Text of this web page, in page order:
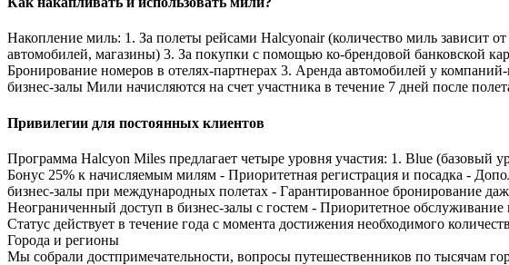
Накопление миль: 1. За полеты рейсами Halcyonair (количество миль зависит
автомобилей, магазины) 3. За покупки с помощью ко-брендовой банковской
Бронирование номеров в отелях-партнерах 3. Аренда автомобилей у
бизнес-залы Мили начисляются на счет участника в течение 7 дней после
Привилегии для постоянных клиентов
Программа Halcyon Miles предлагает четыре уровня участия: 1. Blue
Бонус 25% к начисляемым милям - Приоритетная регистрация и посадка -
бизнес-залы при международных полетах - Гарантированное бронирование
Неограниченный доступ в бизнес-залы с гостем - Приоритетное
Статус действует в течение года с момента достижения необходимого
Города и регионы
Мы собрали достпримечательности, вопросы путешественников по тысячам